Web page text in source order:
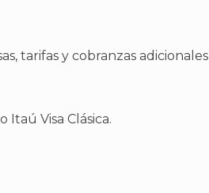
tarifas y cobranzas adicionales
Itaú Visa Clásica.